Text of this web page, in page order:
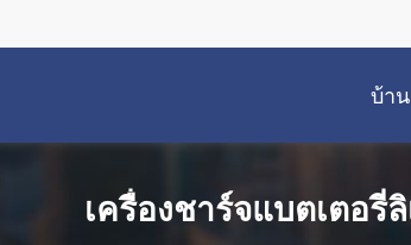
บ้าน
เครื่องชาร์จแบตเตอ